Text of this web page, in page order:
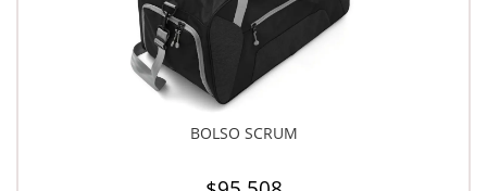
BOLSO SCRUM